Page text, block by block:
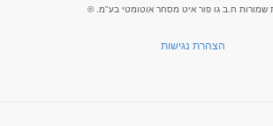
שמורות ח.ב גו פור איט מסחר אוטומטי בע"מ. ©
הצהרת נגישות